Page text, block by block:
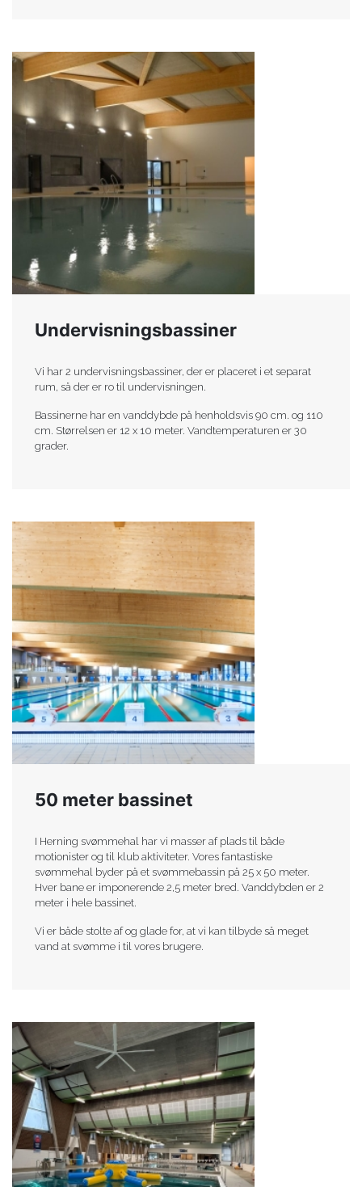
Undervisningsbassiner
Vi har 2 undervisningsbassiner, der er placeret i et separat
rum, så der er ro til undervisningen.
Bassinerne har en vanddybde på henholdsvis 90 cm. og 110
cm. Størrelsen er 12 x 10 meter. Vandtemperaturen er 30
grader.
50 meter bassinet
I Herning svømmehal har vi masser af plads til både
motionister og til klub aktiviteter. Vores fantastiske
svømmehal byder på et svømmebassin på 25 x 50 meter.
Hver bane er imponerende 2,5 meter bred. Vanddybden er 2
meter i hele bassinet.
Vi er både stolte af og glade for, at vi kan tilbyde så meget
vand at svømme i til vores brugere.